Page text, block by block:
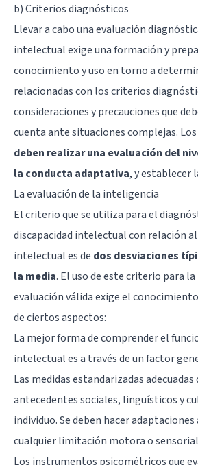
b) Criterios diagnósticos
Llevar a cabo una evaluación
intelectual exige una formación y
conocimiento y uso en torno a
relacionadas con los criterios
consideraciones y precauciones que
cuenta ante situaciones complejas.
deben realizar una evaluación del
la conducta adaptativa, y establecer
La evaluación de la inteligencia
El criterio que se utiliza para el
discapacidad intelectual con relación
intelectual es de dos desviaciones
la media. El uso de este criterio para
evaluación válida exige el
de ciertos aspectos:
La mejor forma de comprender el
intelectual es a través de unfactor
Las medidas estandarizadas
antecedentes sociales, lingüísticos y
individuo. Se deben hacer
cualquier limitación motora o
Los instrumentos psicométricos que